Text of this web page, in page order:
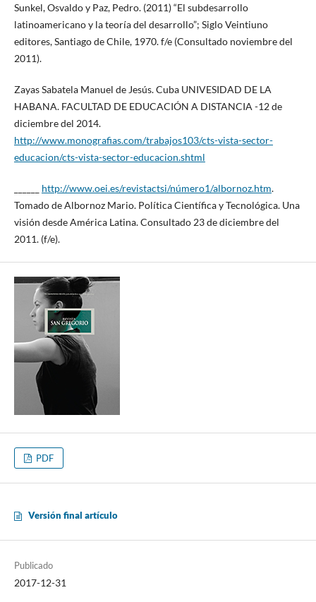
Sunkel, Osvaldo y Paz, Pedro. (2011) “El subdesarrollo
latinoamericano y la teoría del desarrollo”; Siglo Veintiuno
editores, Santiago de Chile, 1970. f/e (Consultado noviembre del
2011).
Zayas Sabatela Manuel de Jesús. Cuba UNIVESIDAD DE LA
HABANA. FACULTAD DE EDUCACIÓN A DISTANCIA -12 de
diciembre del 2014.
http://www.monografias.com/trabajos103/cts-vista-sector-
educacion/cts-vista-sector-educacion.shtml
http://www.oei.es/revistactsi/número1/albornoz.htm.
Tomado de Albornoz Mario. Política Científica y Tecnológica. Una
visión desde América Latina. Consultado 23 de diciembre del
2011. (f/e).
PDF
Versión final artículo
Publicado
2017-12-31